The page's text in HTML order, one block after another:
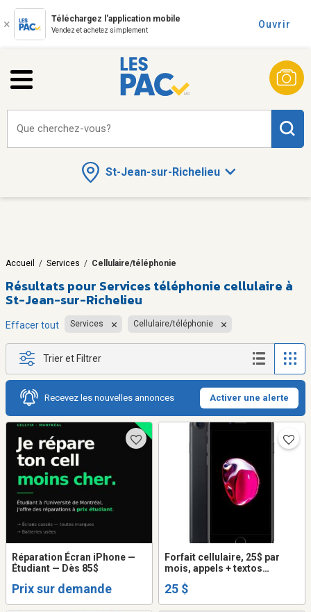
Téléchargez l'application mobile
Vendez et achetez simplement
Ouvrir
St-Jean-sur-Richelieu
Que cherchez-vous?
Accueil / Services / Cellulaire/téléphonie
Résultats pour Services téléphonie cellulaire à
St-Jean-sur-Richelieu
Effacer tout Services Cellulaire/téléphonie
Trier et Filtrer
Recevez les nouvelles annonces Activer une alerte
Réparation Écran iPhone —
Étudiant — Dès 85$
Prix sur demande
Forfait cellulaire, 25$ par
mois, appels + textos
25 $